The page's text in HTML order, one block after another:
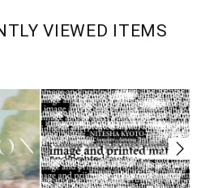
VIEWED ITEMS